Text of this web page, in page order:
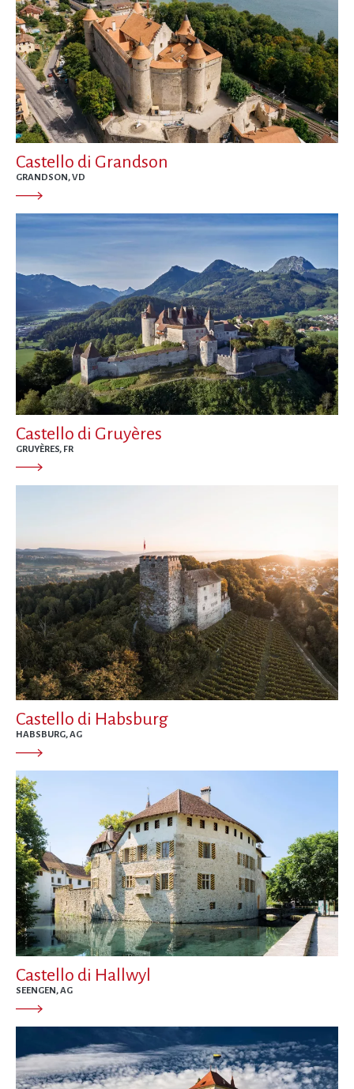
Castello di Grandson
GRANDSON, VD
Castello di Gruyères
GRUYÈRES, FR
Castello di Habsburg
HABSBURG, AG
Castello di Hallwyl
SEENGEN, AG